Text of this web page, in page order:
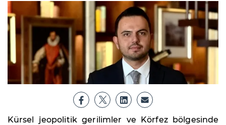
Kürsel jeopolitik gerilimler ve Körfez bölgesinde